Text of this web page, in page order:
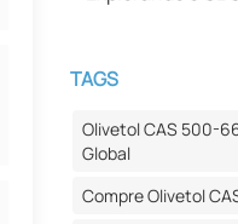
TAGS
Olivetol CAS 500-
Global
Compre Olivetol